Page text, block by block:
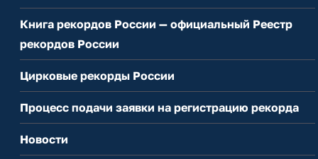
Книга рекордов России — официальный Реестр
рекордов России
Цирковые рекорды России
Процесс подачи заявки на регистрацию рекорда
Новости